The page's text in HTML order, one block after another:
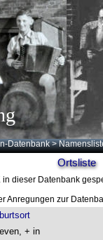
Datenbank >
Ortsliste
in dieser Datenbank
Anregungen zur
+ in